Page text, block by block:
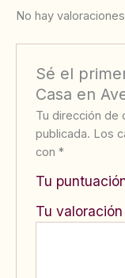
No hay
Sé el
Casa en
Tu dirección de
publicada. Los
con*
Tu
Tu valoración